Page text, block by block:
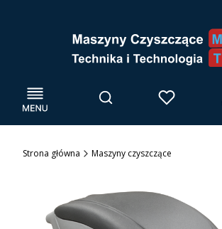
Menu Otwórz wyszukiwarkę
Szukaj Ulubione
Strona główna Maszyny czyszczące